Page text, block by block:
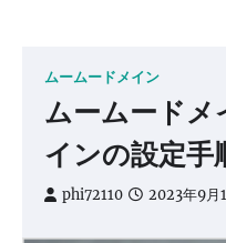
ムームードメイン
ムームードメ
インの設定手
phi72110 2023年9月